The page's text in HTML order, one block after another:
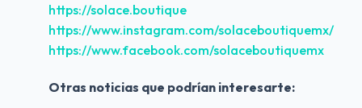
https://solace.boutique
https://www.instagram.com/solaceboutiquemx/
https://www.facebook.com/solaceboutiquemx
Otras noticias que podrían interesarte: